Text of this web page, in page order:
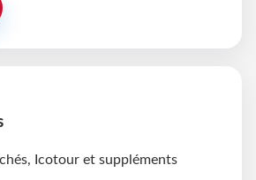
Icotour et suppléments